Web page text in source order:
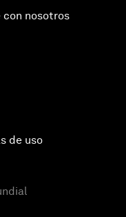
nosotros
de uso